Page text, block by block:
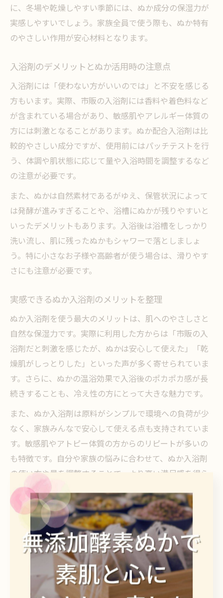
に、冬場や乾燥しやすい季節には、ぬか成分の保湿力が
実感しやすいでしょう。家族全員で使う際も、ぬか特有
のやさしい作用が安心材料となります。
入浴剤のデメリットとぬか活用時の注意点
入浴剤には「使わない方がいいのでは」と不安を感じる
方もいます。実際、市販の入浴剤には香料や着色料など
が含まれている場合があり、敏感肌やアレルギー体質の
方には刺激となることがあります。ぬか配合入浴剤は比
較的やさしい成分ですが、使用前にはパッチテストを行
う、体調や肌状態に応じて量や入浴時間を調整するなど
の注意が必要です。
また、ぬかは自然素材であるがゆえ、保管状況によって
は発酵が進みすぎることや、浴槽にぬかが残りやすいと
いったデメリットもあります。入浴後は浴槽をしっかり
洗い流し、肌に残ったぬかもシャワーで落としましょ
う。特に小さなお子様や高齢者が使う場合は、滑りやす
さにも注意が必要です。
実感できるぬか入浴剤のメリットを整理
ぬか入浴剤を使う最大のメリットは、肌へのやさしさと
自然な保湿力です。実際に利用した方からは「市販の入
浴剤だと刺激を感じたが、ぬかは安心して使えた」「乾
燥肌がしっとりした」といった声が多く寄せられていま
す。さらに、ぬかの温浴効果で入浴後のポカポカ感が長
続きすることも、冷え性の方にとって大きな魅力です。
また、ぬか入浴剤は原料がシンプルで環境への負荷が少
なく、家族みんなで安心して使える点も支持されていま
す。敏感肌やアトピー体質の方からのリピートが多いの
も特徴です。自分や家族の悩みに合わせて、ぬか入浴剤
の使い方や量を調整することで、より高い満足感を得ら
れるでしょう。
疲労回復や保湿に効くぬか成分の働き
を検証